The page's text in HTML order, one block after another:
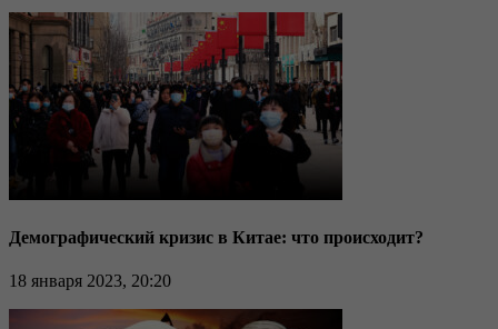
Демографический кризис в Китае: что происходит?
18 января 2023, 20:20